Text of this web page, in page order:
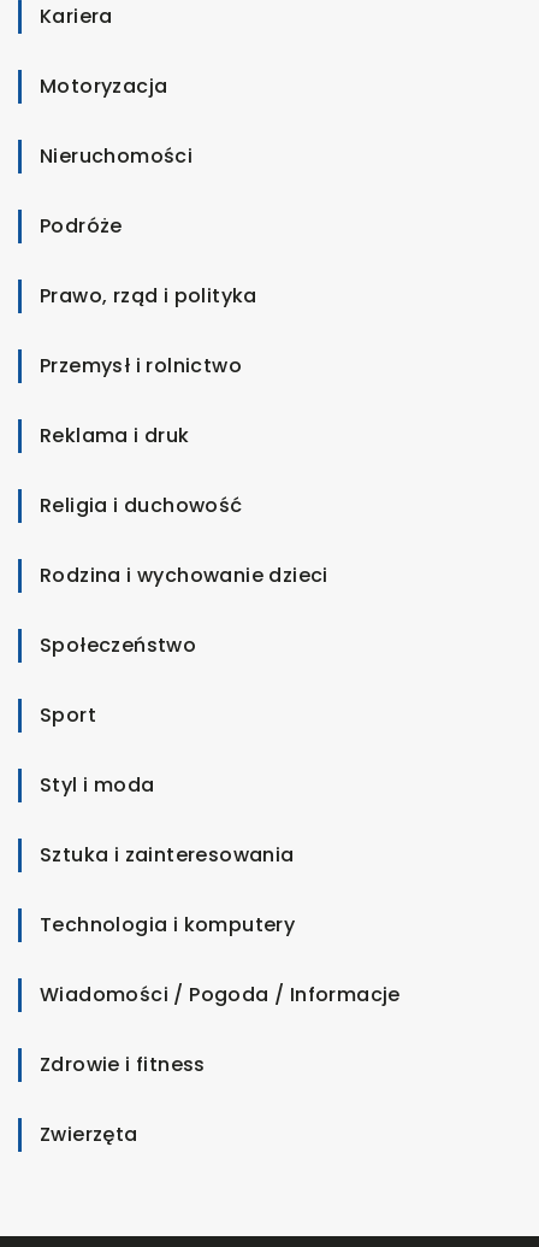
Kariera
Motoryzacja
Nieruchomości
Podróże
Prawo, rząd i polityka
Przemysł i rolnictwo
Reklama i druk
Religia i duchowość
Rodzina i wychowanie dzieci
Społeczeństwo
Sport
Styl i moda
Sztuka i zainteresowania
Technologia i komputery
Wiadomości / Pogoda / Informacje
Zdrowie i fitness
Zwierzęta